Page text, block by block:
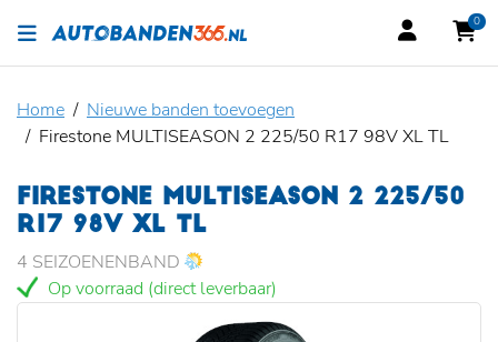
0
Home
Nieuwe banden toevoegen
Firestone MULTISEASON 2 225/50 R17 98V XL TL
FIRESTONE MULTISEASON 2 225/50
R17 98V XL TL
4 SEIZOENENBAND
Op voorraad (direct leverbaar)